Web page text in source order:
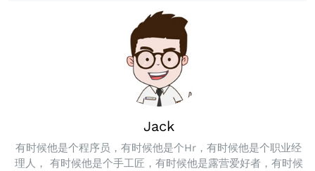
Jack
有时候他是个程序员，有时候他是个Hr，有时候他是个职业经
理人， 有时候他是个手工匠，有时候他是露营爱好者，有时候